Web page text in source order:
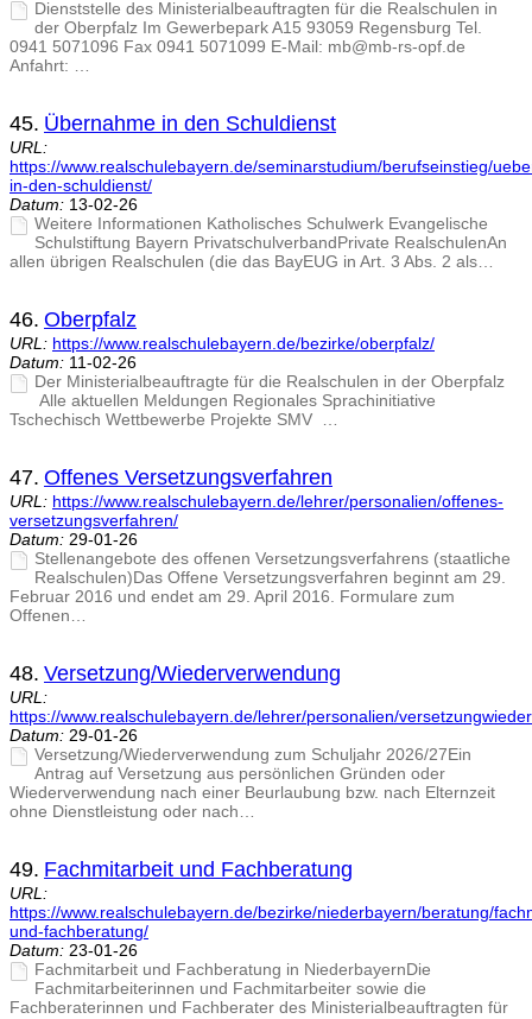
Dienststelle des Ministerialbeauftragten für die Realschulen in
der Oberpfalz Im Gewerbepark A15 93059 Regensburg Tel.
0941 5071096 Fax 0941 5071099 E-Mail: mb@mb-rs-opf.de
Anfahrt: …
45. Übernahme in den Schuldienst
URL:
https://www.realschulebayern.de/seminarstudium/berufseinstieg/
in-den-schuldienst/
Datum: 13-02-26
Weitere Informationen Katholisches Schulwerk Evangelische
Schulstiftung Bayern PrivatschulverbandPrivate RealschulenAn
allen übrigen Realschulen (die das BayEUG in Art. 3 Abs. 2 als…
46. Oberpfalz
URL: https://www.realschulebayern.de/bezirke/oberpfalz/
Datum: 11-02-26
Der Ministerialbeauftragte für die Realschulen in der Oberpfalz
Alle aktuellen Meldungen Regionales Sprachinitiative
Tschechisch Wettbewerbe Projekte SMV …
47. Offenes Versetzungsverfahren
URL: https://www.realschulebayern.de/lehrer/personalien/offenes-
versetzungsverfahren/
Datum: 29-01-26
Stellenangebote des offenen Versetzungsverfahrens (staatliche
Realschulen)Das Offene Versetzungsverfahren beginnt am 29.
Februar 2016 und endet am 29. April 2016. Formulare zum
Offenen…
48. Versetzung/Wiederverwendung
URL:
https://www.realschulebayern.de/lehrer/personalien/
Datum: 29-01-26
Versetzung/Wiederverwendung zum Schuljahr 2026/27Ein
Antrag auf Versetzung aus persönlichen Gründen oder
Wiederverwendung nach einer Beurlaubung bzw. nach Elternzeit
ohne Dienstleistung oder nach…
49. Fachmitarbeit und Fachberatung
URL:
https://www.realschulebayern.de/bezirke/niederbayern/beratung/
und-fachberatung/
Datum: 23-01-26
Fachmitarbeit und Fachberatung in NiederbayernDie
Fachmitarbeiterinnen und Fachmitarbeiter sowie die
Fachberaterinnen und Fachberater des Ministerialbeauftragten für